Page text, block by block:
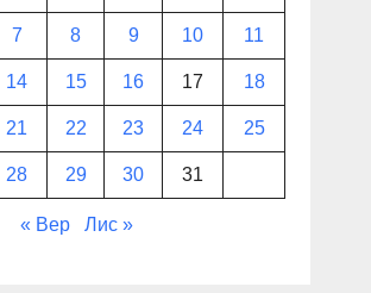
7 8 9 10 11
14 15 16 17 18
21 22 23 24 25
28 29 30 31
« Вер Лис »